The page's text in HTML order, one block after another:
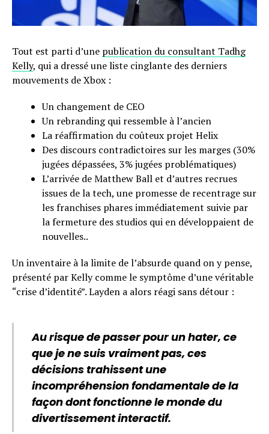
Tout est parti d’une publication du consultant Tadhg
Kelly, qui a dressé une liste cinglante des derniers
mouvements de Xbox :
Un changement de CEO
Un rebranding qui ressemble à l’ancien
La réaffirmation du coûteux projet Helix
Des discours contradictoires sur les marges (30%
jugées dépassées, 3% jugées problématiques)
L’arrivée de Matthew Ball et d’autres recrues
issues de la tech, une promesse de recentrage sur
les franchises phares immédiatement suivie par
la fermeture des studios qui en développaient de
nouvelles..
Un inventaire à la limite de l’absurde quand on y pense,
présenté par Kelly comme le symptôme d’une véritable
“crise d’identité”. Layden a alors réagi sans détour :
Au risque de passer pour un hater, ce
que je ne suis vraiment pas, ces
décisions trahissent une
incompréhension fondamentale de la
façon dont fonctionne le monde du
divertissement interactif.